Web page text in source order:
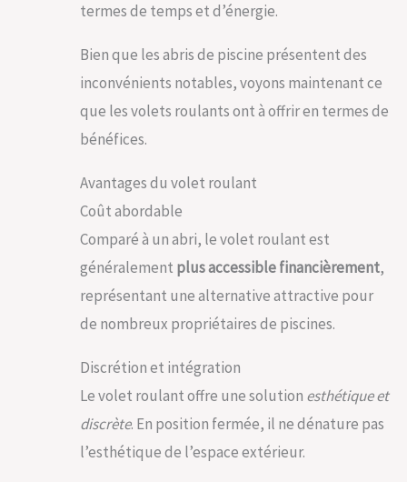
termes de temps et d’énergie.
Bien que les abris de piscine présentent des
inconvénients notables, voyons maintenant ce
que les volets roulants ont à offrir en termes de
bénéfices.
Avantages du volet roulant
Coût abordable
Comparé à un abri, le volet roulant est
généralement plus accessible financièrement,
représentant une alternative attractive pour
de nombreux propriétaires de piscines.
Discrétion et intégration
Le volet roulant offre une solution esthétique et
discrète. En position fermée, il ne dénature pas
l’esthétique de l’espace extérieur.